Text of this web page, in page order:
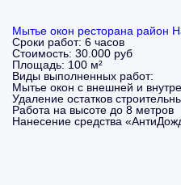
Мытье окон ресторана район
Сроки работ: 6 часов
Стоимость: 30.000 руб
Площадь: 100 м²
Виды выполненных работ:
Мытье окон с внешней и
Удаление остатков
Работа на высоте до 8 метров
Нанесение средства